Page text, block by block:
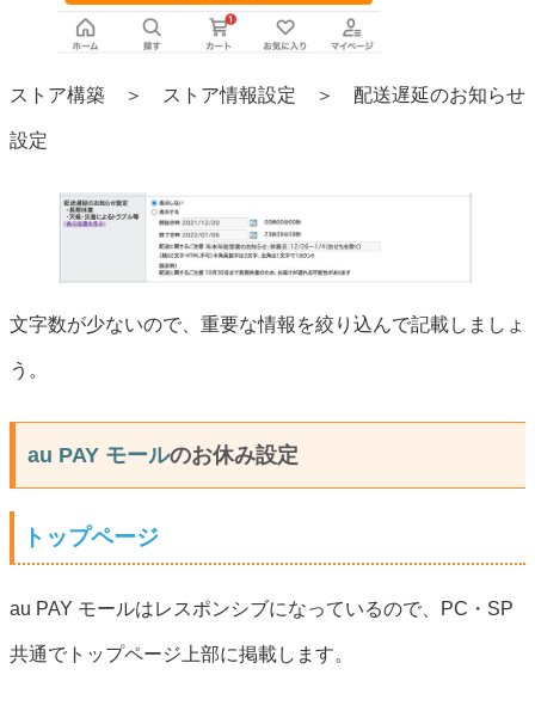
ストア構築 ＞ ストア情報設定 ＞ 配送遅延のお知らせ
設定
文字数が少ないので、重要な情報を絞り込んで記載しましょ
う。
au PAY モールのお休み設定
トップページ
au PAY モールはレスポンシブになっているので、PC・SP
共通でトップページ上部に掲載します。